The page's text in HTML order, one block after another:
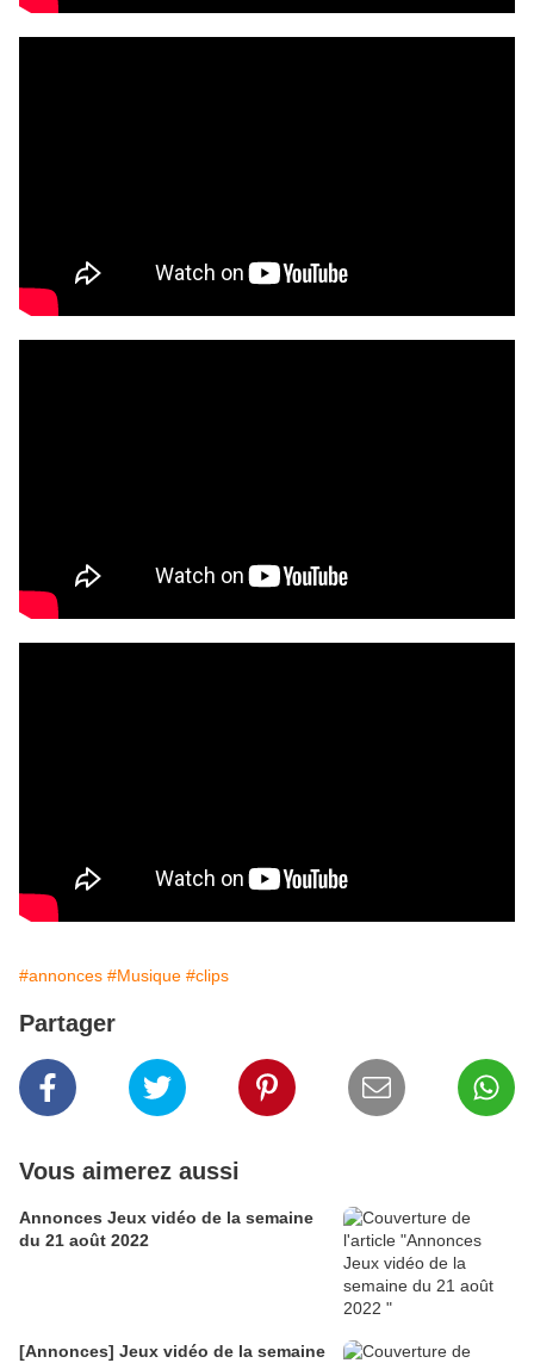
#annonces #Musique #clips
Partager
Vous aimerez aussi
Annonces Jeux vidéo de la semaine
du 21 août 2022
[Annonces] Jeux vidéo de la semaine